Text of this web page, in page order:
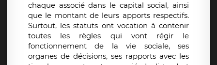
chaque associé dans le capital social, ainsi
que le montant de leurs apports respectifs.
Surtout, les statuts ont vocation à contenir
toutes les règles qui vont régir le
fonctionnement de la vie sociale, ses
organes de décisions, ses rapports avec les